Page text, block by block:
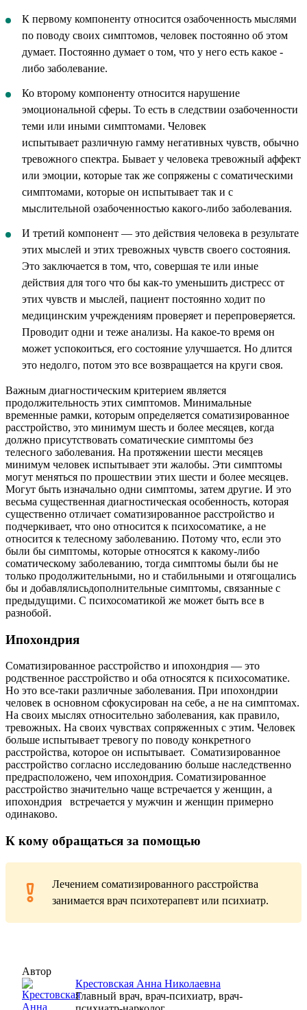
К первому компоненту относится озабоченность мыслями
по поводу своих симптомов, человек постоянно об этом
думает. Постоянно думает о том, что у него есть какое -
либо заболевание.
Ко второму компоненту относится нарушение
эмоциональной сферы. То есть в следствии озабоченности
теми или иными симптомами. Человек
испытывает различную гамму негативных чувств, обычно
тревожного спектра. Бывает у человека тревожный аффект
или эмоции, которые так же сопряжены с соматическими
симптомами, которые он испытывает так и с
мыслительной озабоченностью какого-либо заболевания.
И третий компонент — это действия человека в результате
этих мыслей и этих тревожных чувств своего состояния.
Это заключается в том, что, совершая те или иные
действия для того что бы как-то уменьшить дистресс от
этих чувств и мыслей, пациент постоянно ходит по
медицинским учреждениям проверяет и перепроверяется.
Проводит одни и теже анализы. На какое-то время он
может успокоиться, его состояние улучшается. Но длится
это недолго, потом это все возвращается на круги своя.
Важным диагностическим критерием является
продолжительность этих симптомов. Минимальные
временные рамки, которым определяется соматизированное
расстройство, это минимум шесть и более месяцев, когда
должно присутствовать соматические симптомы без
телесного заболевания. На протяжении шести месяцев
минимум человек испытывает эти жалобы. Эти симптомы
могут меняться по прошествии этих шести и более месяцев.
Могут быть изначально одни симптомы, затем другие. И это
весьма существенная диагностическая особенность, которая
существенно отличает соматизированное расстройство и
подчеркивает, что оно относится к психосоматике, а не
относится к телесному заболеванию. Потому что, если это
были бы симптомы, которые относятся к какому-либо
соматическому заболеванию, тогда симптомы были бы не
только продолжительными, но и стабильными и отягощались
бы и добавлялисьдополнительные симптомы, связанные с
предыдущими. С психосоматикой же может быть все в
разнобой.
Ипохондрия
Соматизированное расстройство и ипохондрия — это
родственное расстройство и оба относятся к психосоматике.
Но это все-таки различные заболевания. При ипохондрии
человек в основном сфокусирован на себе, а не на симптомах.
На своих мыслях относительно заболевания, как правило,
тревожных. На своих чувствах сопряженных с этим. Человек
больше испытывает тревогу по поводу конкретного
расстройства, которое он испытывает. Соматизированное
расстройство согласно исследованию больше наследственно
предрасположено, чем ипохондрия. Соматизированное
расстройство значительно чаще встречается у женщин, а
ипохондрия встречается у мужчин и женщин примерно
одинаково.
К кому обращаться за помощью
Лечением соматизированного расстройства
занимается врач психотерапевт или психиатр.
Автор
Крестовская Анна Николаевна
Главный врач, врач-психиатр, врач-